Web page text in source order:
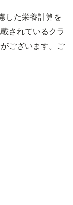
した栄養計算を
されているクラ
ございます。ご